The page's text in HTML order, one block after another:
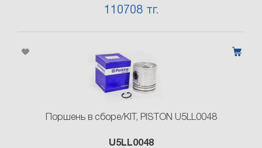
110708 тг.
Поршень в сборе/KIT, PISTON U5LL0048
U5LL0048